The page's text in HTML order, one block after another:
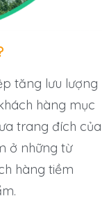
tăng lưu lượng
hàng mục
trang đích của
ở những từ
hàng tiềm